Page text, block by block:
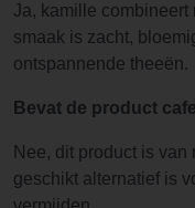
Ja, kamille combineert
smaak is zacht,
ontspannende theeën.
Bevat de product
Nee, dit product is
geschikt alternatief is